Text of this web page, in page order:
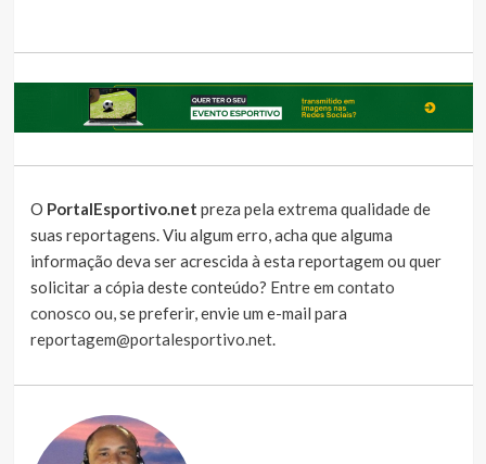
O PortalEsportivo.net preza pela extrema qualidade de
suas reportagens. Viu algum erro, acha que alguma
informação deva ser acrescida à esta reportagem ou quer
solicitar a cópia deste conteúdo? Entre em contato
conosco ou, se preferir, envie um e-mail para
reportagem@portalesportivo.net.